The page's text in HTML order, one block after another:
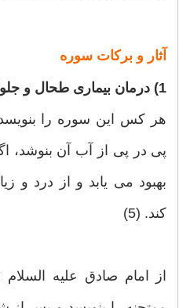
آثار و برکات سوره
1) درمان بیماری طحال و جلوگیری از بیماری
هر کس این سوره را
پی در پی از آب آن بنوشد،
بهبود می یابد و از درد و
کند. (5)
از امام صادق علیه